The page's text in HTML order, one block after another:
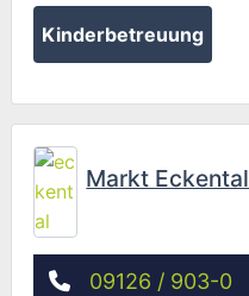
Kinderbetreuung
Markt Eckental
09126 / 903-0